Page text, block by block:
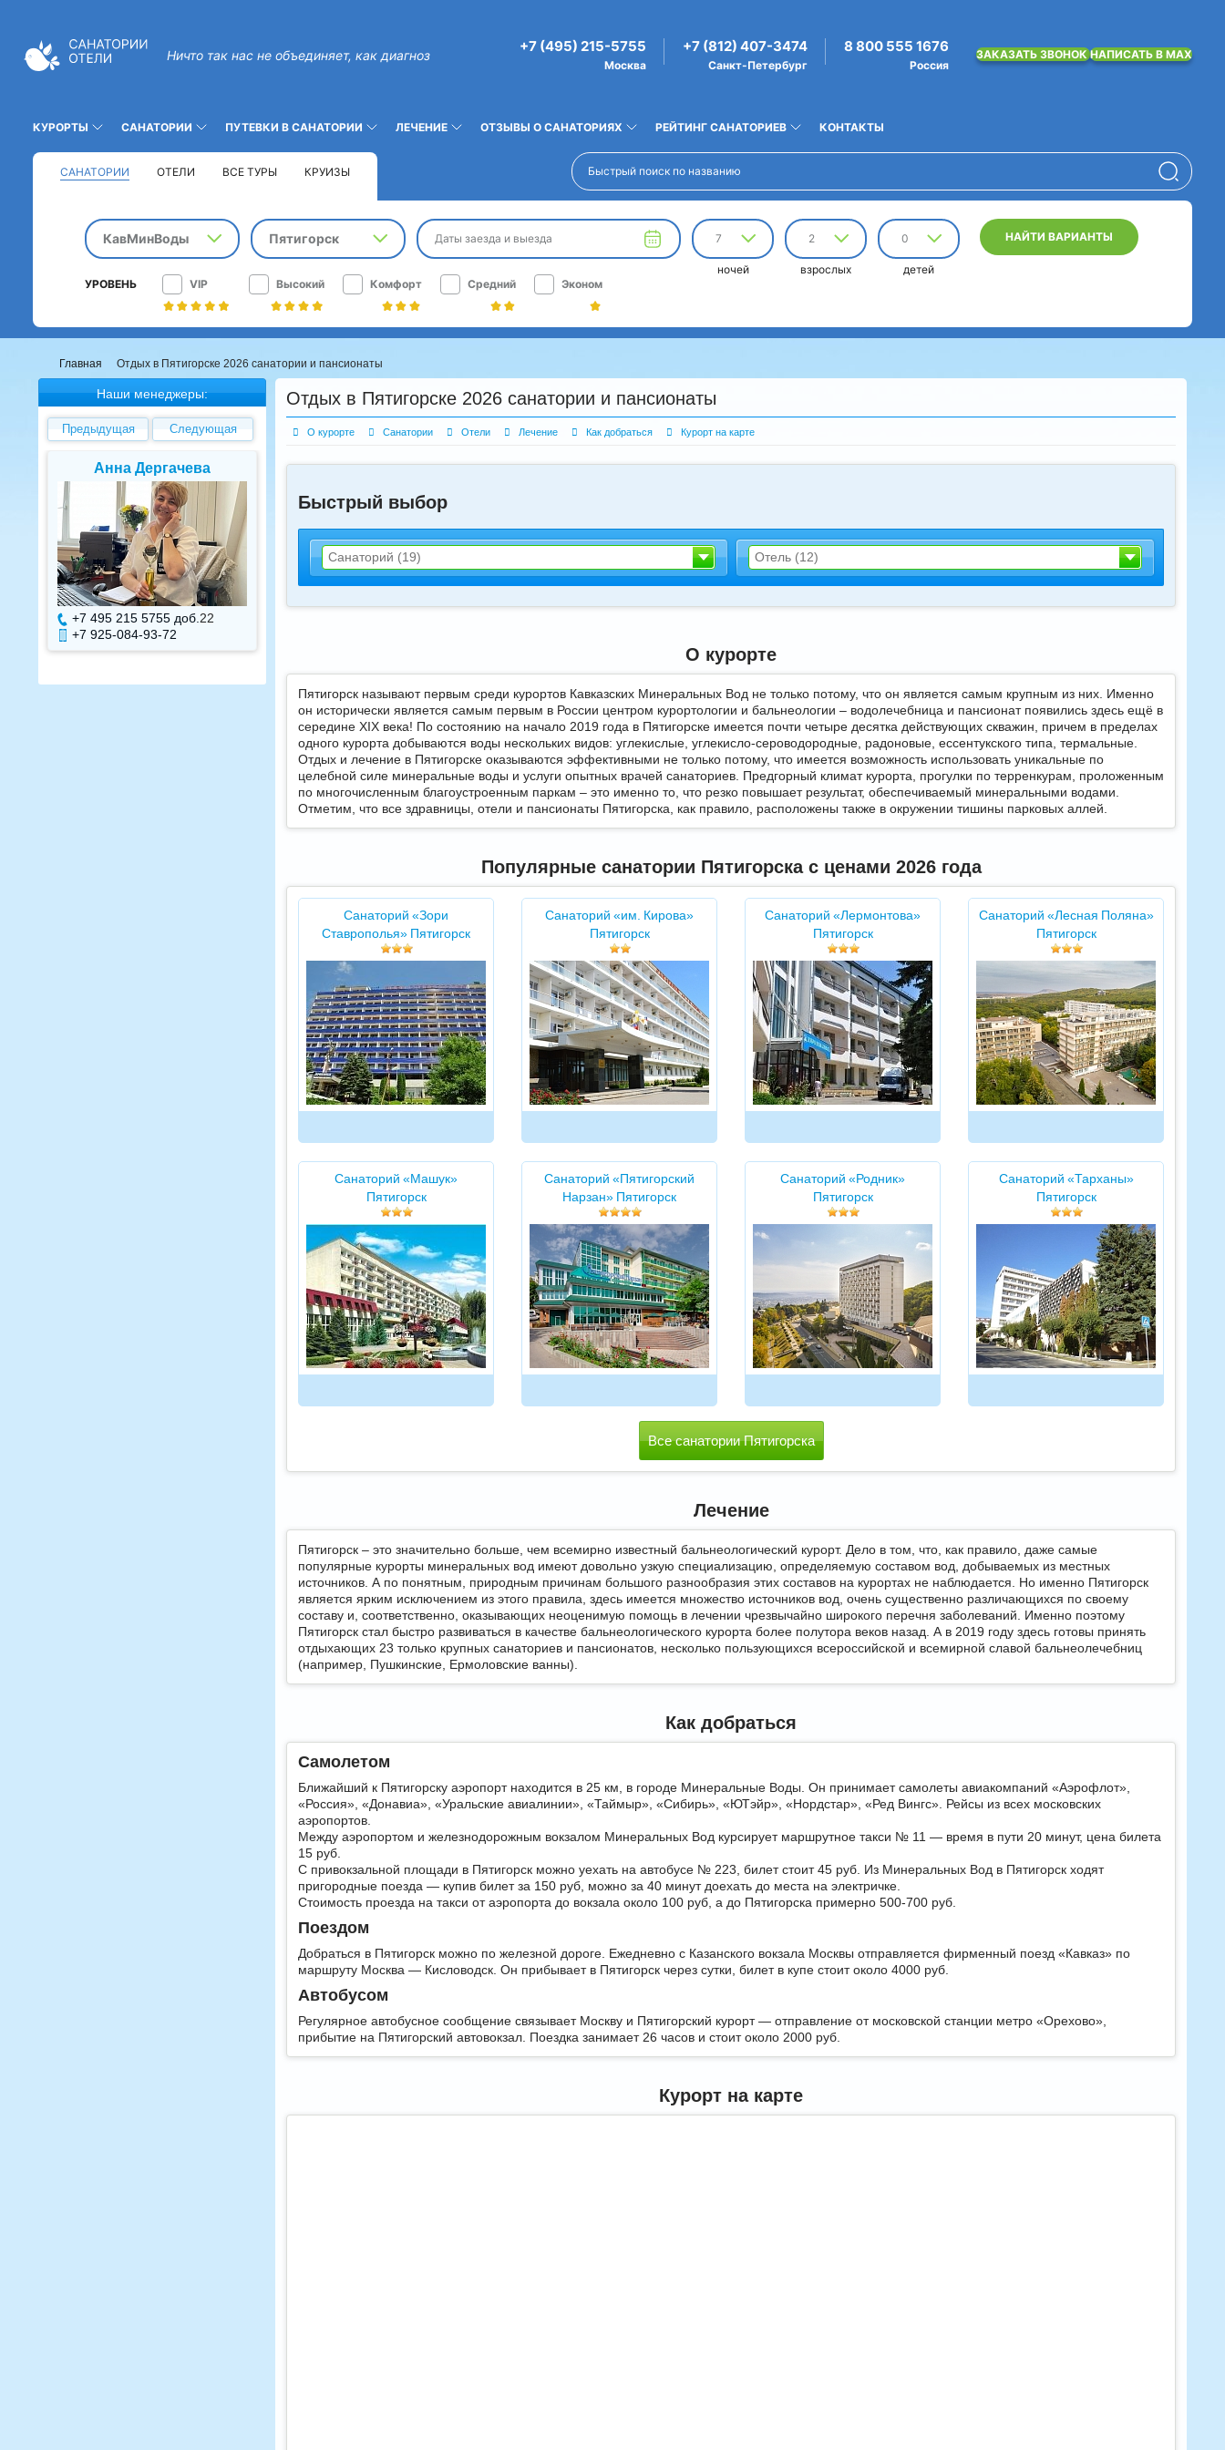
Ничто так нас не объединяет, как диагноз
+7 (495) 215-5755
Москва
+7 (812) 407-3474
Санкт-Петербург
8 800 555 1676
Россия
ЗАКАЗАТЬ ЗВОНОКНАПИСАТЬ В MAX
КУРОРТЫ САНАТОРИИ ПУТЕВКИ В САНАТОРИИ ЛЕЧЕНИЕ ОТЗЫВЫ О САНАТОРИЯХ РЕЙТИНГ САНАТОРИЕВ КОНТАКТЫ
САНАТОРИИ ОТЕЛИ ВСЕ ТУРЫ КРУИЗЫ
КавМинВоды Пятигорск Даты заезда и выезда 7
ночей
2
взрослых
0
детей
НАЙТИ ВАРИАНТЫ
УРОВЕНЬ VIP Высокий Комфорт Средний Эконом
Главная Отдых в Пятигорске 2026 санатории и пансионаты
Наши менеджеры:
Предыдущая Следующая
Елена Валуева
+7 495 215 5755 доб. 7
+7 925-084-93-71
Светлана Гарбузова Александр
Отдых в Пятигорске 2026 санатории и пансионаты
О курорте Санатории Отели Лечение Как добраться Курорт на карте
Быстрый выбор
Санаторий (19) Отель (12)
О курорте
Пятигорск называют первым среди курортов Кавказских Минеральных Вод не только потому, что он является самым крупным из них. Именно
он исторически является самым первым в России центром курортологии и бальнеологии – водолечебница и пансионат появились здесь ещё в
середине XIX века! По состоянию на начало 2019 года в Пятигорске имеется почти четыре десятка действующих скважин, причем в пределах
одного курорта добываются воды нескольких видов: углекислые, углекисло-сероводородные, радоновые, ессентукского типа, термальные.
Отдых и лечение в Пятигорске оказываются эффективными не только потому, что имеется возможность использовать уникальные по
целебной силе минеральные воды и услуги опытных врачей санаториев. Предгорный климат курорта, прогулки по терренкурам, проложенным
по многочисленным благоустроенным паркам – это именно то, что резко повышает результат, обеспечиваемый минеральными водами.
Отметим, что все здравницы, отели и пансионаты Пятигорска, как правило, расположены также в окружении тишины парковых аллей.
Популярные санатории Пятигорска с ценами 2026 года
Санаторий «Зори
Ставрополья» Пятигорск
Санаторий «им. Кирова»
Пятигорск
Санаторий «Лермонтова»
Пятигорск
Санаторий «Лесная Поляна»
Пятигорск
Санаторий «Машук»
Пятигорск
Санаторий «Пятигорский
Нарзан» Пятигорск
Санаторий «Родник»
Пятигорск
Санаторий «Тарханы»
Пятигорск
Все санатории Пятигорска
Лечение
Пятигорск – это значительно больше, чем всемирно известный бальнеологический курорт. Дело в том, что, как правило, даже самые
популярные курорты минеральных вод имеют довольно узкую специализацию, определяемую составом вод, добываемых из местных
источников. А по понятным, природным причинам большого разнообразия этих составов на курортах не наблюдается. Но именно Пятигорск
является ярким исключением из этого правила, здесь имеется множество источников вод, очень существенно различающихся по своему
составу и, соответственно, оказывающих неоценимую помощь в лечении чрезвычайно широкого перечня заболеваний. Именно поэтому
Пятигорск стал быстро развиваться в качестве бальнеологического курорта более полутора веков назад. А в 2019 году здесь готовы принять
отдыхающих 23 только крупных санаториев и пансионатов, несколько пользующихся всероссийской и всемирной славой бальнеолечебниц
(например, Пушкинские, Ермоловские ванны).
Как добраться
Самолетом
Ближайший к Пятигорску аэропорт находится в 25 км, в городе Минеральные Воды. Он принимает самолеты авиакомпаний «Аэрофлот»,
«Россия», «Донавиа», «Уральские авиалинии», «Таймыр», «Сибирь», «ЮТэйр», «Нордстар», «Ред Вингс». Рейсы из всех московских
аэропортов.
Между аэропортом и железнодорожным вокзалом Минеральных Вод курсирует маршрутное такси № 11 — время в пути 20 минут, цена билета
15 руб.
C привокзальной площади в Пятигорск можно уехать на автобусе № 223, билет стоит 45 руб. Из Минеральных Вод в Пятигорск ходят
пригородные поезда — купив билет за 150 руб, можно за 40 минут доехать до места на электричке.
Стоимость проезда на такси от аэропорта до вокзала около 100 руб, а до Пятигорска примерно 500-700 руб.
Поездом
Добраться в Пятигорск можно по железной дороге. Ежедневно с Казанского вокзала Москвы отправляется фирменный поезд «Кавказ» по
маршруту Москва — Кисловодск. Он прибывает в Пятигорск через сутки, билет в купе стоит около 4000 руб.
Автобусом
Регулярное автобусное сообщение связывает Москву и Пятигорский курорт — отправление от московской станции метро «Орехово»,
прибытие на Пятигорский автовокзал. Поездка занимает 26 часов и стоит около 2000 руб.
Курорт на карте